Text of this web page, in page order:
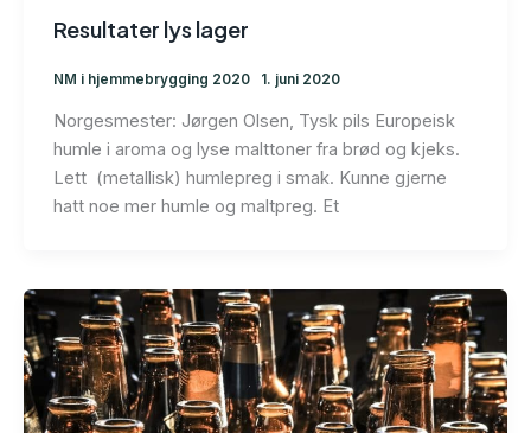
Resultater lys lager
NM i hjemmebrygging 2020 1. juni 2020
Norgesmester: Jørgen Olsen, Tysk pils Europeisk
humle i aroma og lyse malttoner fra brød og kjeks.
Lett (metallisk) humlepreg i smak. Kunne gjerne
hatt noe mer humle og maltpreg. Et